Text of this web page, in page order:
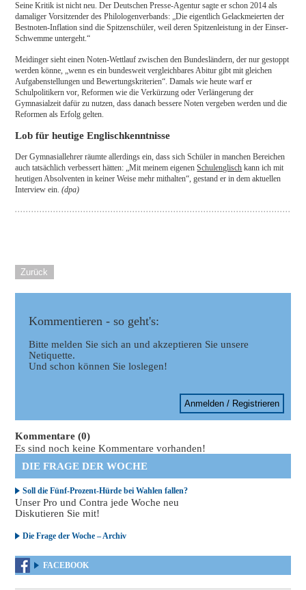
Seine Kritik ist nicht neu. Der Deutschen Presse-Agentur sagte er schon 2014 als
damaliger Vorsitzender des Philologenverbands: „Die eigentlich Gelackmeierten der
Bestnoten-Inflation sind die Spitzenschüler, weil deren Spitzenleistung in der Einser-
Schwemme untergeht.“
Meidinger sieht einen Noten-Wettlauf zwischen den Bundesländern, der nur gestoppt
werden könne, „wenn es ein bundesweit vergleichbares Abitur gibt mit gleichen
Aufgabenstellungen und Bewertungskriterien“. Damals wie heute warf er
Schulpolitikern vor, Reformen wie die Verkürzung oder Verlängerung der
Gymnasialzeit dafür zu nutzen, dass danach bessere Noten vergeben werden und die
Reformen als Erfolg gelten.
Lob für heutige Englischkenntnisse
Der Gymnasiallehrer räumte allerdings ein, dass sich Schüler in manchen Bereichen
auch tatsächlich verbessert hätten: „Mit meinem eigenenSchulenglisch kann ich mit
heutigen Absolventen in keiner Weise mehr mithalten“, gestand er in dem aktuellen
Interview ein.(dpa)
Zurück
Kommentieren - so geht's:
Bitte melden Sie sich an und akzeptieren Sie unsere
Netiquette.
Und schon können Sie loslegen!
Anmelden / Registrieren
Kommentare (0)
Es sind noch keine Kommentare vorhanden!
DIE FRAGE DER WOCHE
Soll die Fünf-Prozent-Hürde bei Wahlen fallen?
Unser Pro und Contra jede Woche neu
Diskutieren Sie mit!
Die Frage der Woche – Archiv
FACEBOOK